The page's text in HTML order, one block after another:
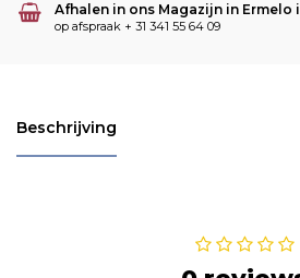
Afhalen in ons Magazijn in Ermelo
op afspraak + 31 341 55 64 09
Beschrijving